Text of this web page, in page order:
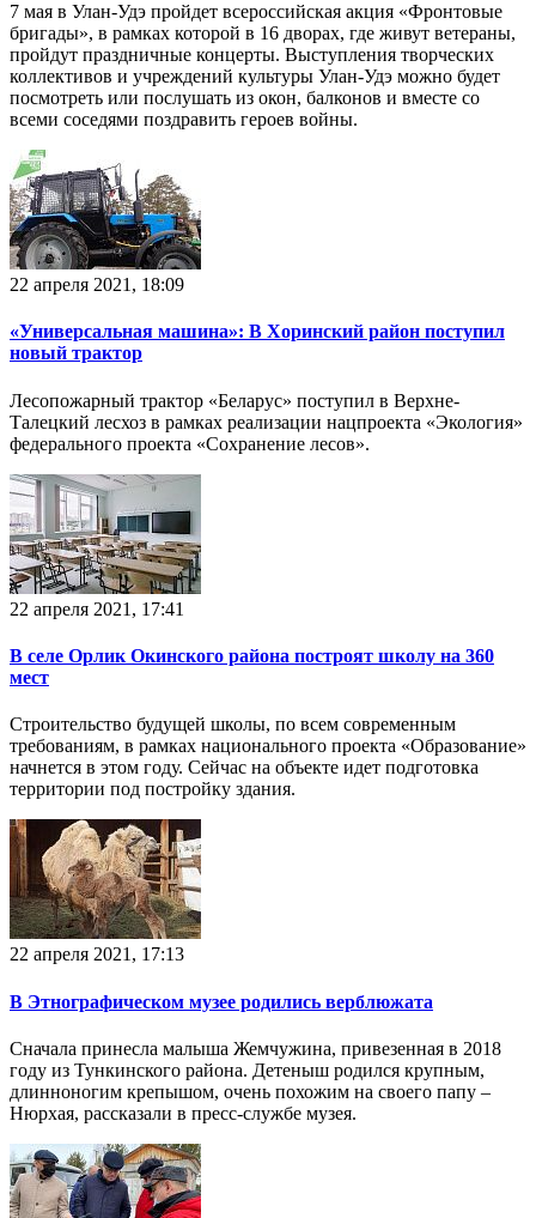
7 мая в Улан-Удэ пройдет всероссийская акция «Фронтовые
бригады», в рамках которой в 16 дворах, где живут ветераны,
пройдут праздничные концерты. Выступления творческих
коллективов и учреждений культуры Улан-Удэ можно будет
посмотреть или послушать из окон, балконов и вместе со
всеми соседями поздравить героев войны.
22 апреля 2021, 18:09
«Универсальная машина»: В Хоринский район поступил
новый трактор
Лесопожарный трактор «Беларус» поступил в Верхне-
Талецкий лесхоз в рамках реализации нацпроекта «Экология»
федерального проекта «Сохранение лесов».
22 апреля 2021, 17:41
В селе Орлик Окинского района построят школу на 360
мест
Строительство будущей школы, по всем современным
требованиям, в рамках национального проекта «Образование»
начнется в этом году. Сейчас на объекте идет подготовка
территории под постройку здания.
22 апреля 2021, 17:13
В Этнографическом музее родились верблюжата
Сначала принесла малыша Жемчужина, привезенная в 2018
году из Тункинского района. Детеныш родился крупным,
длинноногим крепышом, очень похожим на своего папу –
Нюрхая, рассказали в пресс-службе музея.